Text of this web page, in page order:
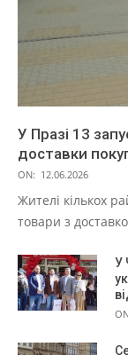
У Празі 13
доставки
ON: 12.06.2026
Жителі кількох
товари з
У